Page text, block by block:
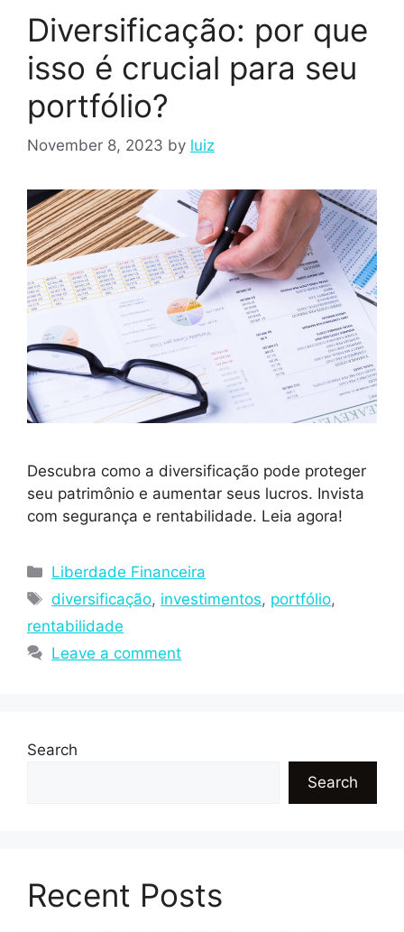
Diversificação: por que
isso é crucial para seu
portfólio?
November 8, 2023 by luiz
Descubra como a diversificação pode proteger
seu patrimônio e aumentar seus lucros. Invista
com segurança e rentabilidade. Leia agora!
Liberdade Financeira
diversificação, investimentos, portfólio,
rentabilidade
Leave a comment
Search
Search
Recent Posts